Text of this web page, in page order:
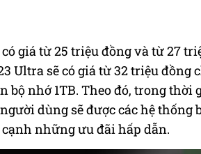
có giá từ 25 triệu đồng và từ 27
Ultra sẽ có giá từ 32 triệu đồng
bộ nhớ 1TB. Theo đó, trong
dùng sẽ được các hệ
những ưu đãi hấp dẫn.